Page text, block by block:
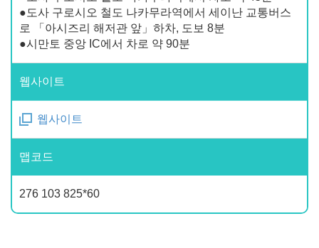
●도사 구로시오 철도 나카무라역에서 세이난 교통버스
로 「아시즈리 해저관 앞」하차, 도보 8분
●시만토 중앙 IC에서 차로 약 90분
웹사이트
웹사이트
맵코드
276 103 825*60